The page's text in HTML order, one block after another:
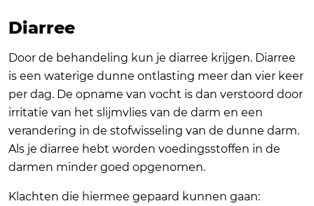
Diarree
Door de behandeling kun je diarree krijgen. Diarree
is een waterige dunne ontlasting meer dan vier keer
per dag. De opname van vocht is dan verstoord door
irritatie van het slijmvlies van de darm en een
verandering in de stofwisseling van de dunne darm.
Als je diarree hebt worden voedingsstoffen in de
darmen minder goed opgenomen.
Klachten die hiermee gepaard kunnen gaan: